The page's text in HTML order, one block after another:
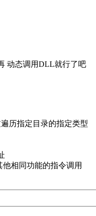
动态调用DLL就行了吧
历指定目录的指定类型
相同功能的指令调用